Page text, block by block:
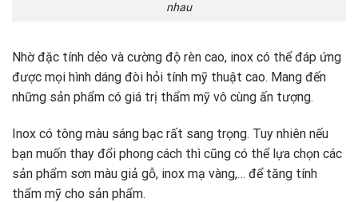
nhau
Nhờ đặc tính dẻo và cường độ rèn cao, inox có thể đáp ứng
được mọi hình dáng đòi hỏi tính mỹ thuật cao. Mang đến
những sản phẩm có giá trị thẩm mỹ vô cùng ấn tượng.
Inox có tông màu sáng bạc rất sang trọng. Tuy nhiên nếu
bạn muốn thay đổi phong cách thì cũng có thể lựa chọn các
sản phẩm sơn màu giả gỗ, inox mạ vàng,… để tăng tính
thẩm mỹ cho sản phẩm.